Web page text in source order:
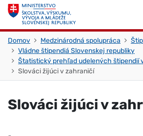
Skočiť na obsah
Domov Medzinárodná spolupráca
Vládne štipendiá Slovenskej republiky
Štatistický prehľad udelených štipendií
Slováci žijúci v zahraničí
Slováci žijúci v
Skočiť na začiatok stránky